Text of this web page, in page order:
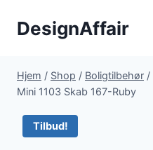
DesignAffair
Hjem / Shop / Boligtilbehør /
Mini 1103 Skab 167-Ruby
Tilbud!